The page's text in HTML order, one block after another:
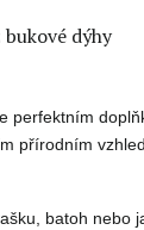
dýhy
perfektním
přírodním
batoh nebo